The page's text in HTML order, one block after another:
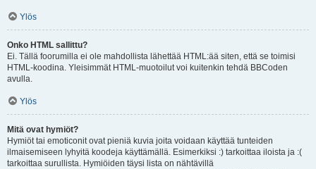
Ylös
Onko HTML sallittu?
Ei. Tällä foorumilla ei ole mahdollista lähettää HTML:ää siten, että se toimisi
HTML-koodina. Yleisimmät HTML-muotoilut voi kuitenkin tehdä BBCoden
avulla.
Ylös
Mitä ovat hymiöt?
Hymiöt tai emoticonit ovat pieniä kuvia joita voidaan käyttää tunteiden
ilmaisemiseen lyhyitä koodeja käyttämällä. Esimerkiksi :) tarkoittaa iloista ja :(
tarkoittaa surullista. Hymiöiden täysi lista on nähtävillä